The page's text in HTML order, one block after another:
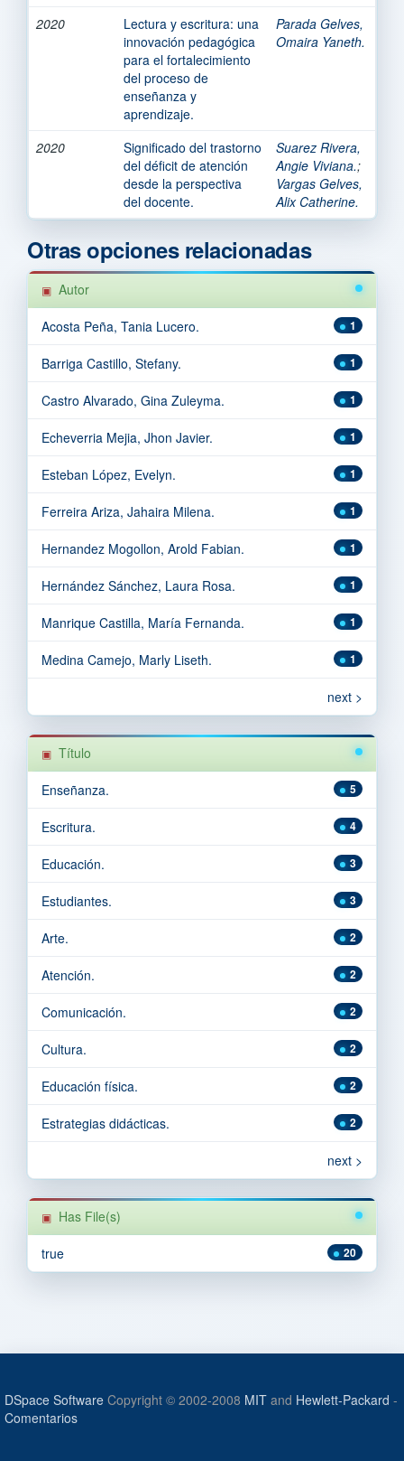
2020
Lectura y escritura: una
innovación pedagógica
para el fortalecimiento
del proceso de
enseñanza y
aprendizaje.
Parada Gelves,
Omaira Yaneth.
2020
Significado del trastorno
del déficit de atención
desde la perspectiva
del docente.
Suarez Rivera,
Angie Viviana.;
Vargas Gelves,
Alix Catherine.
Otras opciones relacionadas
Autor
1
Acosta Peña, Tania Lucero.
1
Barriga Castillo, Stefany.
1
Castro Alvarado, Gina Zuleyma.
1
Echeverria Mejia, Jhon Javier.
1
Esteban López, Evelyn.
1
Ferreira Ariza, Jahaira Milena.
1
Hernandez Mogollon, Arold Fabian.
1
Hernández Sánchez, Laura Rosa.
1
Manrique Castilla, María Fernanda.
1
Medina Camejo, Marly Liseth.
next >
Título
5
Enseñanza.
4
Escritura.
3
Educación.
3
Estudiantes.
2
Arte.
2
Atención.
2
Comunicación.
2
Cultura.
2
Educación física.
2
Estrategias didácticas.
next >
Has File(s)
20
true
DSpace Software Copyright © 2002-2008 MIT and Hewlett-Packard -
Comentarios